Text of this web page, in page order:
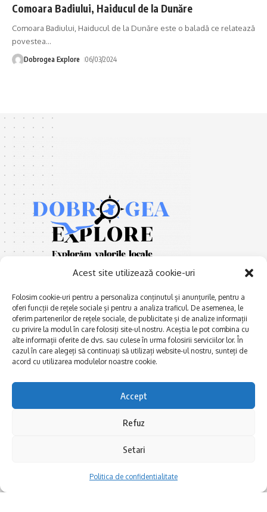
Acest site utilizează cookie-uri
Folosim cookie-uri pentru a personaliza conținutul și anunțurile, pentru a
oferi funcții de rețele sociale și pentru a analiza traficul. De asemenea, le
oferim partenerilor de rețele sociale, de publicitate și de analize informații
cu privire la modul în care folosiți site-ul nostru. Aceștia le pot combina cu
alte informații oferite de dvs. sau culese în urma folosirii serviciilor lor. În
cazul în care alegeți să continuați să utilizați website-ul nostru, sunteți de
acord cu utilizarea modulelor noastre cookie.
Accept
Refuz
Setari
Politica de confidentialitate
Comoara Badiului, Haiducul de la Dunăre
Comoara Badiului, Haiducul de la Dunăre este o baladă ce relatează
povestea…
Dobrogea Explore 06/03/2024
E xplorăm Dobrogea,
Explorăm valorile locale:
Deltă, Litoral, cele mai mari
lacuri, cele mai vechi orașe,
multe etnii, CELE MAI
Afaceri și meșteșuguri
Actualitate
Istorie și civilizaţie
La Drum cu Ada